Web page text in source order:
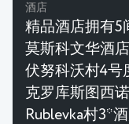
酒店
精品酒店拥有5
莫斯科文华酒
伏努科沃村4号
克罗库斯图西
Rublevka村3*